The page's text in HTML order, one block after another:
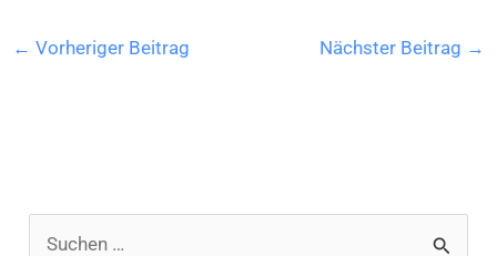
← Vorheriger Beitrag Nächster Beitrag →